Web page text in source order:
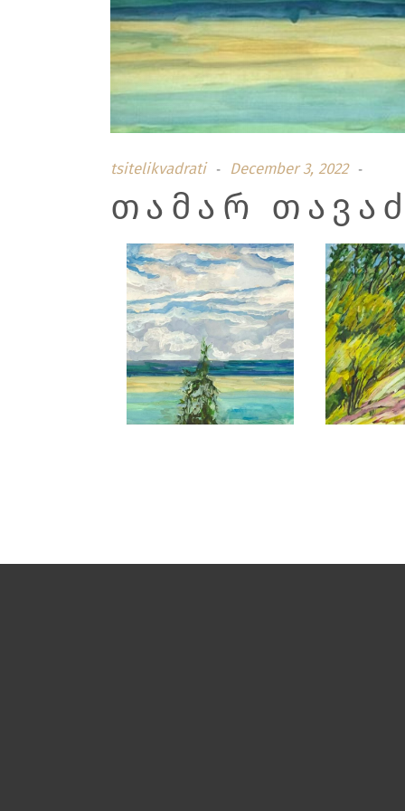
tsitelikvadrati December 3, 2022
ᲗᲐᲛᲐᲠ